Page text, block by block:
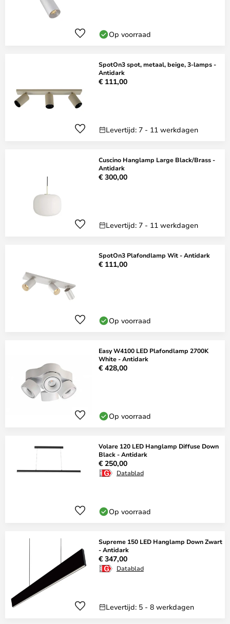
Op voorraad
SpotOn3 spot, metaal, beige, 3-lamps -
Antidark
€ 111,00
Levertijd: 7 - 11 werkdagen
Cuscino Hanglamp Large Black/Brass -
Antidark
€ 300,00
Levertijd: 7 - 11 werkdagen
SpotOn3 Plafondlamp Wit - Antidark
€ 111,00
Op voorraad
Easy W4100 LED Plafondlamp 2700K
White - Antidark
€ 428,00
Op voorraad
Volare 120 LED Hanglamp Diffuse Down
Black - Antidark
€ 250,00
Datablad
Op voorraad
Supreme 150 LED Hanglamp Down Zwart
- Antidark
€ 347,00
Datablad
Levertijd: 5 - 8 werkdagen